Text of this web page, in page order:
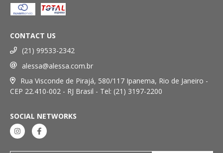
CONTACT US
(21) 99533-2342
alessa@alessa.com.br
Rua Visconde de Pirajá, 580/117 Ipanema, Rio de Janeiro -
CEP 22.410-002 - RJ Brasil - Tel: (21) 3197-2200
SOCIAL NETWORKS